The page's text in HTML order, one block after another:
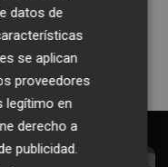
datos de
se aplican
proveedores
legítimo en
derecho a
publicidad.